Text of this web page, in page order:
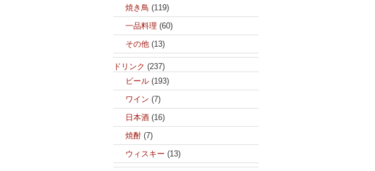
焼き鳥 (119)
一品料理 (60)
その他 (13)
ドリンク (237)
ビール (193)
ワイン (7)
日本酒 (16)
焼酎 (7)
ウィスキー (13)